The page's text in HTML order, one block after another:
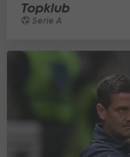
Topklub
Serie A